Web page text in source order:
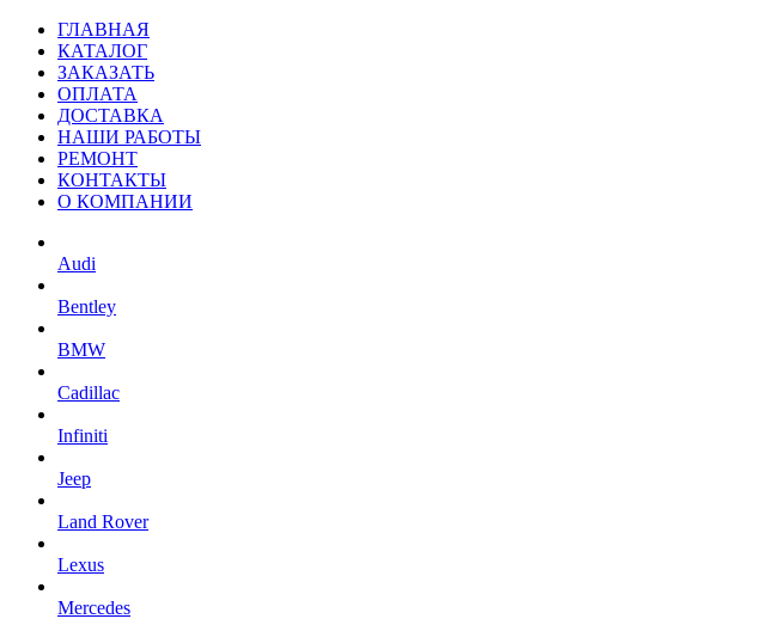
ГЛАВНАЯ
КАТАЛОГ
ЗАКАЗАТЬ
ОПЛАТА
ДОСТАВКА
НАШИ РАБОТЫ
РЕМОНТ
КОНТАКТЫ
О КОМПАНИИ
Audi
Bentley
BMW
Cadillac
Infiniti
Jeep
Land Rover
Lexus
Mercedes